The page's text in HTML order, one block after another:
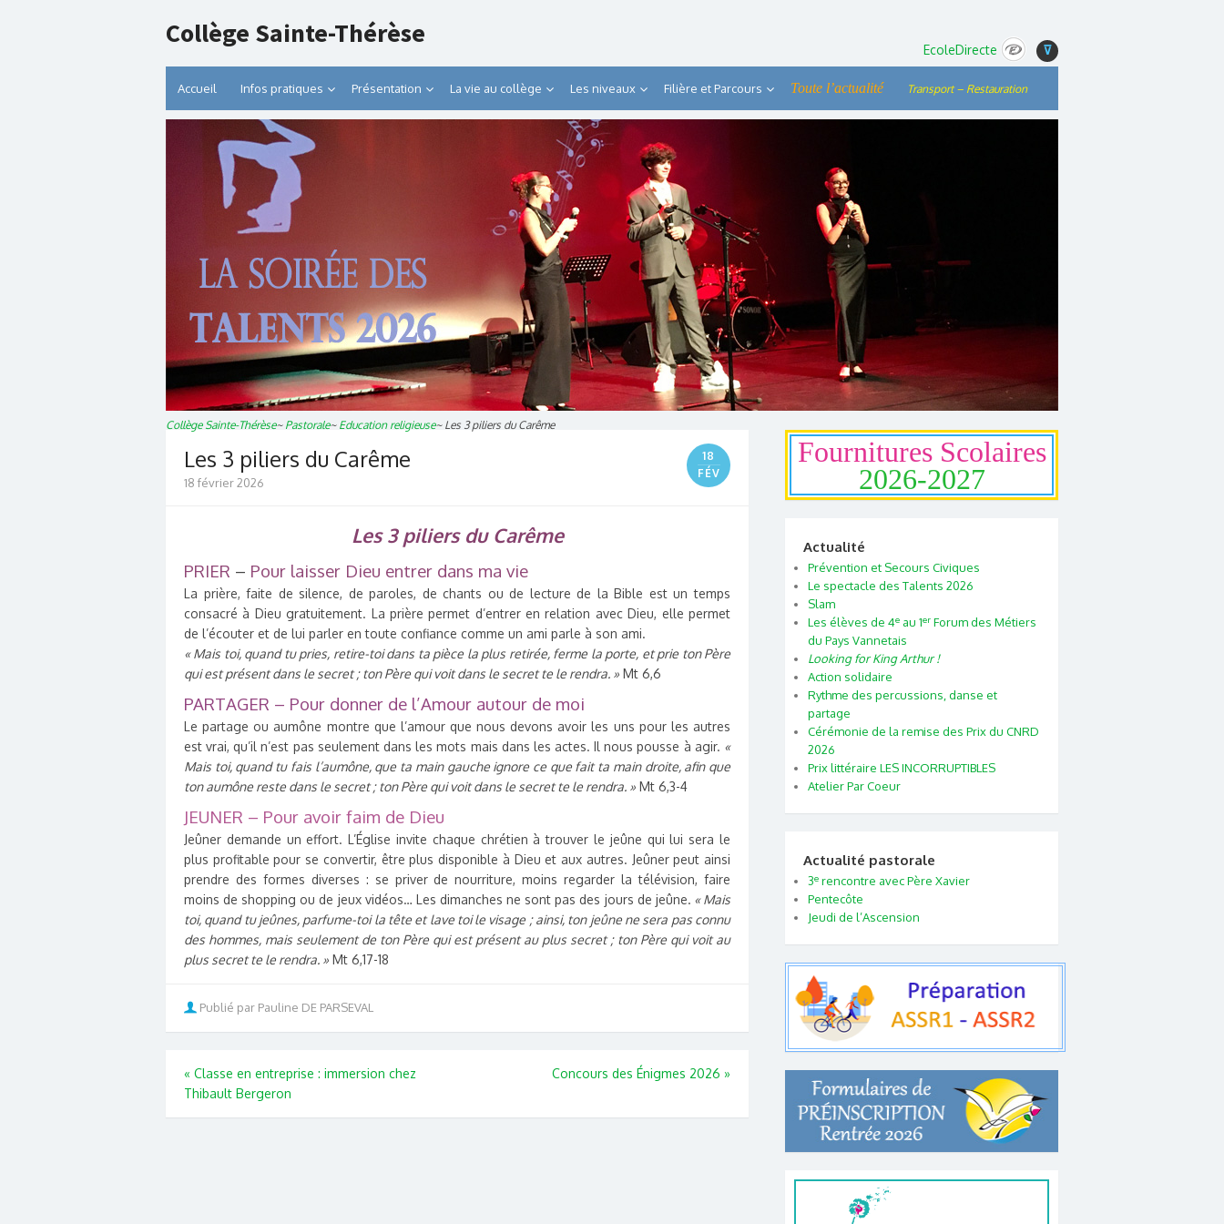
Collège Sainte-Thérèse
EcoleDirecte ⊽
Accueil Infos pratiques Présentation La vie au collège Les niveaux Filière et Parcours Toute l’actualité Transport – Restauration
Collège Sainte-Thérèse~ Pastorale~ Education religieuse~ Les 3 piliers du Carême
Les 3 piliers du Carême
18
FÉV
18 février 2026
Les 3 piliers du Carême
PRIER – Pour laisser Dieu entrer dans ma vie
La prière, faite de silence, de paroles, de chants ou de lecture de la Bible est un temps
consacré à Dieu gratuitement. La prière permet d’entrer en relation avec Dieu, elle permet
de l’écouter et de lui parler en toute confiance comme un ami parle à son ami.
« Mais toi, quand tu pries, retire-toi dans ta pièce la plus retirée, ferme la porte, et prie ton Père
qui est présent dans le secret ; ton Père qui voit dans le secret te le rendra. » Mt 6,6
PARTAGER – Pour donner de l’Amour autour de moi
Le partage ou aumône montre que l’amour que nous devons avoir les uns pour les autres
est vrai, qu’il n’est pas seulement dans les mots mais dans les actes. Il nous pousse à agir. «
Mais toi, quand tu fais l’aumône, que ta main gauche ignore ce que fait ta main droite, afin que
ton aumône reste dans le secret ; ton Père qui voit dans le secret te le rendra. » Mt 6,3-4
JEUNER – Pour avoir faim de Dieu
Jeûner demande un effort. L’Église invite chaque chrétien à trouver le jeûne qui lui sera le
plus profitable pour se convertir, être plus disponible à Dieu et aux autres. Jeûner peut ainsi
prendre des formes diverses : se priver de nourriture, moins regarder la télévision, faire
moins de shopping ou de jeux vidéos… Les dimanches ne sont pas des jours de jeûne. « Mais
toi, quand tu jeûnes, parfume-toi la tête et lave toi le visage ; ainsi, ton jeûne ne sera pas connu
des hommes, mais seulement de ton Père qui est présent au plus secret ; ton Père qui voit au
plus secret te le rendra. » Mt 6,17-18
Publié par Pauline DE PARSEVAL
« Classe en entreprise : immersion chez
Thibault Bergeron
Concours des Énigmes 2026 »
Fournitures Scolaires
2026-2027
Actualité
Prévention et Secours Civiques
Le spectacle des Talents 2026
Slam
Les élèves de 4e au 1er Forum des Métiers
du Pays Vannetais
Looking for King Arthur !
Action solidaire
Rythme des percussions, danse et
partage
Cérémonie de la remise des Prix du CNRD
2026
Prix littéraire LES INCORRUPTIBLES
Atelier Par Coeur
Actualité pastorale
3e rencontre avec Père Xavier
Pentecôte
Jeudi de l’Ascension